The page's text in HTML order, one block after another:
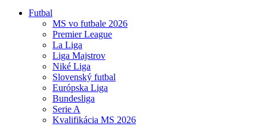
Futbal
MS vo futbale 2026
Premier League
La Liga
Liga Majstrov
Niké Liga
Slovenský futbal
Európska Liga
Bundesliga
Serie A
Kvalifikácia MS 2026